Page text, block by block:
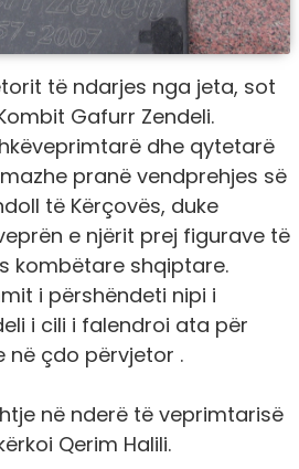
të ndarjes nga jeta, sot
Gafurr Zendeli.
dhe qytetarë
pranë vendprehjes së
të Kërçovës, duke
e njërit prej figurave të
kombëtare shqiptare.
i përshëndeti nipi i
i cili i falendroi ata për
në çdo përvjetor .
në nderë të veprimtarisë
Qerim Halili.